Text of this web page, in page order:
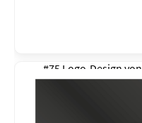
#75 Logo-Design von